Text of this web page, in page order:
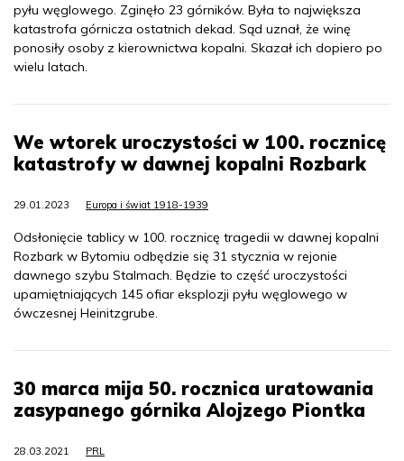
pyłu węglowego. Zginęło 23 górników. Była to największa
katastrofa górnicza ostatnich dekad. Sąd uznał, że winę
ponosiły osoby z kierownictwa kopalni. Skazał ich dopiero po
wielu latach.
We wtorek uroczystości w 100. rocznicę
katastrofy w dawnej kopalni Rozbark
29.01.2023 Europa i świat 1918-1939
Odsłonięcie tablicy w 100. rocznicę tragedii w dawnej kopalni
Rozbark w Bytomiu odbędzie się 31 stycznia w rejonie
dawnego szybu Stalmach. Będzie to część uroczystości
upamiętniających 145 ofiar eksplozji pyłu węglowego w
ówczesnej Heinitzgrube.
30 marca mija 50. rocznica uratowania
zasypanego górnika Alojzego Piontka
28.03.2021 PRL